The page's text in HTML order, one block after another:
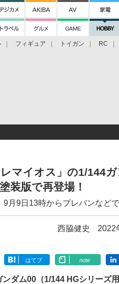
フィギュア トイガン RC
マイオス」の1/144
装版で再登場！
月9日13時からプレバンなど
西脇健史 2022
はてブ note
ダム00（1/144 HGシリーズ